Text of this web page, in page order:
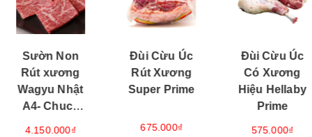
Sườn Non
Rút xương
Wagyu Nhật
A4- Chuck
4.150.000₫
Đùi Cừu Úc
Rút Xương
Super Prime
675.000₫
Đùi Cừu Úc
Có Xương
Hiệu Hellaby
Prime
575.000₫